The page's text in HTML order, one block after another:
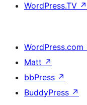
WordPress.TV ↗
WordPress.com
Matt ↗
bbPress ↗
BuddyPress ↗